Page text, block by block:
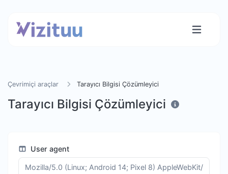
Çevrimiçi araçlar Tarayıcı Bilgisi Çözümleyici
Tarayıcı Bilgisi Çözümleyici
User agent